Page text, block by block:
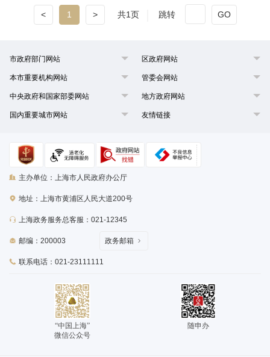
< 1 > 共1页 跳转 GO
市政府部门网站 区政府网站
本市重要机构网站 管委会网站
中央政府和国家部委网站 地方政府网站
国内重要城市网站 友情链接
主办单位：上海市人民政府办公厅
地址：上海市黄浦区人民大道200号
上海政务服务总客服：021-12345
邮编：200003
联系电话：021-23111111
政务邮箱
“中国上海”
微信公众号
随申办